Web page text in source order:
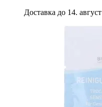
Доставка до 14. август